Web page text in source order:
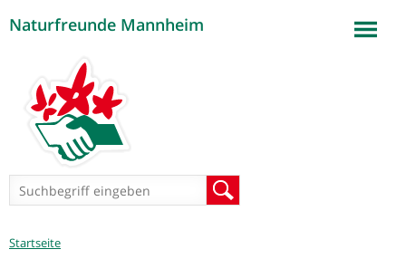
Naturfreunde Mannheim
Suchformular
Sie
Startseite